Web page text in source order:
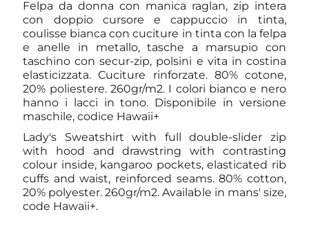
Felpa da donna con manica raglan, zip intera
con doppio cursore e cappuccio in tinta,
coulisse bianca con cuciture in tinta con la felpa
e anelle in metallo, tasche a marsupio con
taschino con secur-zip, polsini e vita in costina
elasticizzata. Cuciture rinforzate. 80% cotone,
20% poliestere. 260gr/m2. I colori bianco e nero
hanno i lacci in tono. Disponibile in versione
maschile, codice Hawaii+
Lady's Sweatshirt with full double-slider zip
with hood and drawstring with contrasting
colour inside, kangaroo pockets, elasticated rib
cuffs and waist, reinforced seams. 80% cotton,
20% polyester. 260gr/m2. Available in mans' size,
code Hawaii+.